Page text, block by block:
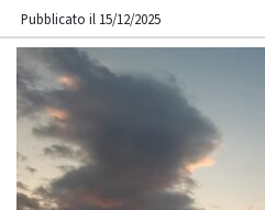
Pubblicato il 15/12/2025